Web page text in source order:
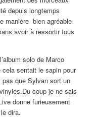
depuis longtemps
manière bien agréable
avoir à ressortir tous
solo de Marco
sentait le sapin pour
pas que Sylvan sort un
coup je ne sais
donne furieusement
dira.